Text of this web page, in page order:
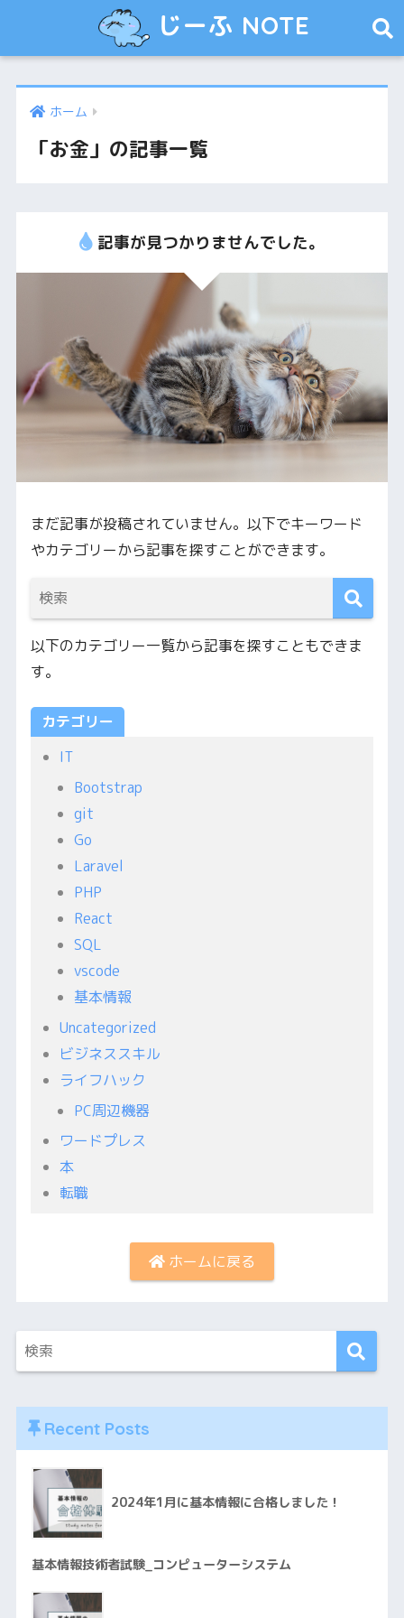
じーふ NOTE
ホーム
「お金」の記事一覧
記事が見つかりませんでした。
まだ記事が投稿されていません。以下でキーワード
やカテゴリーから記事を探すことができます。
以下のカテゴリー一覧から記事を探すこともできま
す。
カテゴリー
IT
Bootstrap
git
Go
Laravel
PHP
React
SQL
vscode
基本情報
Uncategorized
ビジネススキル
ライフハック
PC周辺機器
ワードプレス
本
転職
ホームに戻る
Recent Posts
2024年1月に基本情報に合格しました！
基本情報技術者試験_コンピューターシステム